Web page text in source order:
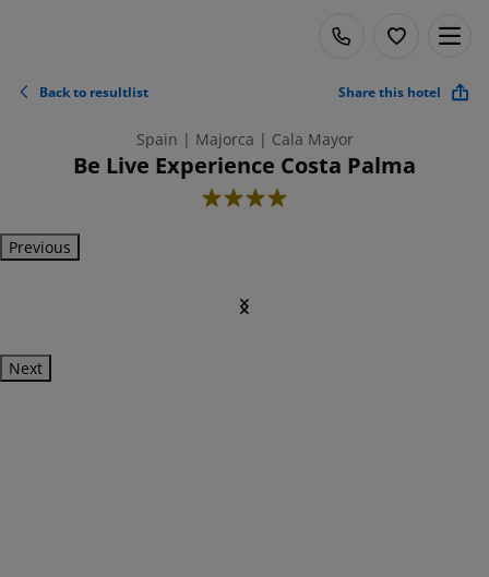
Back to resultlist Share this hotel
Spain | Majorca | Cala Mayor
Be Live Experience Costa Palma
4
Previous
Next